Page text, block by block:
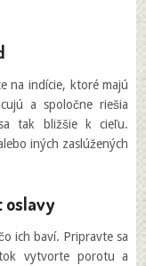
na indície, ktoré majú
a spoločne riešia
tak bližšie k cieľu.
iných zaslúžených
oslavy
ich baví. Pripravte sa
vytvorte porotu a